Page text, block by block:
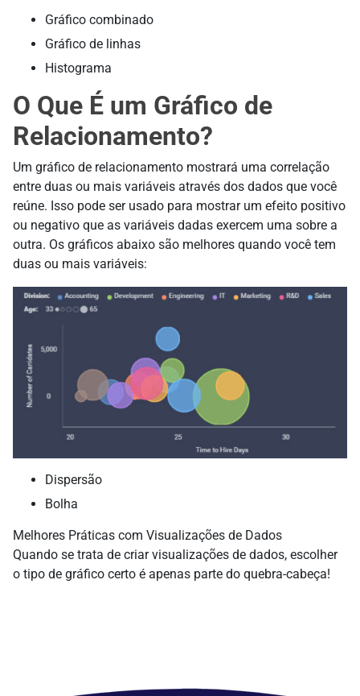
Gráfico combinado
Gráfico de linhas
Histograma
O Que É um Gráfico de
Relacionamento?
Um gráfico de relacionamento mostrará uma correlação
entre duas ou mais variáveis através dos dados que você
reúne. Isso pode ser usado para mostrar um efeito positivo
ou negativo que as variáveis dadas exercem uma sobre a
outra. Os gráficos abaixo são melhores quando você tem
duas ou mais variáveis:
Dispersão
Bolha
Melhores Práticas com Visualizações de Dados
Quando se trata de criar visualizações de dados, escolher
o tipo de gráfico certo é apenas parte do quebra-cabeça!